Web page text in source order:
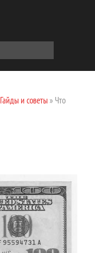
Гайды и советы» Что